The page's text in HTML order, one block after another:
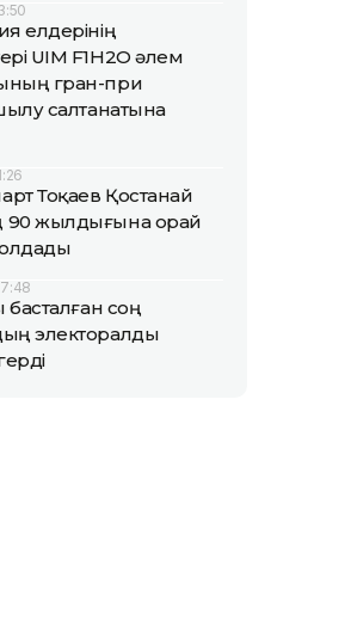
елдерінің
UIM F1H2O әлем
гран-при
салтанатына
Тоқаев Қостанай
жылдығына орай
басталған соң
электоралды